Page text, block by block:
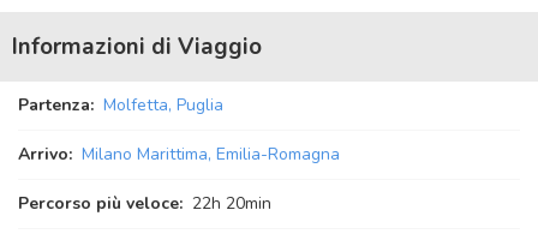
Informazioni di Viaggio
Partenza: Molfetta, Puglia
Arrivo: Milano Marittima, Emilia-Romagna
Percorso più veloce: 22h 20min